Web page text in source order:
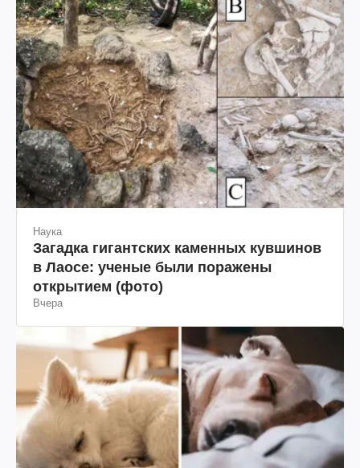
Наука
Загадка гигантских каменных кувшинов
в Лаосе: ученые были поражены
открытием (фото)
Вчера